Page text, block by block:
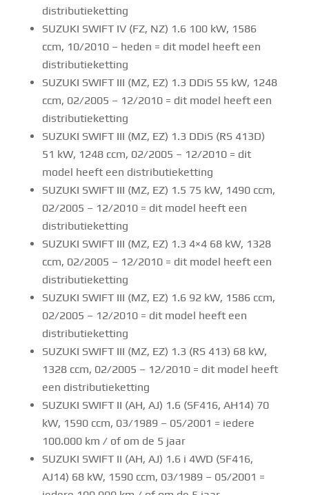
distributieketting
SUZUKI SWIFT IV (FZ, NZ) 1.6 100 kW, 1586
ccm, 10/2010 – heden = dit model heeft een
distributieketting
SUZUKI SWIFT III (MZ, EZ) 1.3 DDiS 55 kW, 1248
ccm, 02/2005 – 12/2010 = dit model heeft een
distributieketting
SUZUKI SWIFT III (MZ, EZ) 1.3 DDiS (RS 413D)
51 kW, 1248 ccm, 02/2005 – 12/2010 = dit
model heeft een distributieketting
SUZUKI SWIFT III (MZ, EZ) 1.5 75 kW, 1490 ccm,
02/2005 – 12/2010 = dit model heeft een
distributieketting
SUZUKI SWIFT III (MZ, EZ) 1.3 4×4 68 kW, 1328
ccm, 02/2005 – 12/2010 = dit model heeft een
distributieketting
SUZUKI SWIFT III (MZ, EZ) 1.6 92 kW, 1586 ccm,
02/2005 – 12/2010 = dit model heeft een
distributieketting
SUZUKI SWIFT III (MZ, EZ) 1.3 (RS 413) 68 kW,
1328 ccm, 02/2005 – 12/2010 = dit model heeft
een distributieketting
SUZUKI SWIFT II (AH, AJ) 1.6 (SF416, AH14) 70
kW, 1590 ccm, 03/1989 – 05/2001 = iedere
100.000 km / of om de 5 jaar
SUZUKI SWIFT II (AH, AJ) 1.6 i 4WD (SF416,
AJ14) 68 kW, 1590 ccm, 03/1989 – 05/2001 =